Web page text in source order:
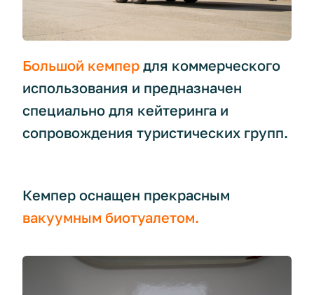
Большой кемпер для коммерческого
использования⁣⁣ и предназначен
специально для кейтеринга и
сопровождения туристических групп.
Кемпер оснащен прекрасным
вакуумным биотуалетом.